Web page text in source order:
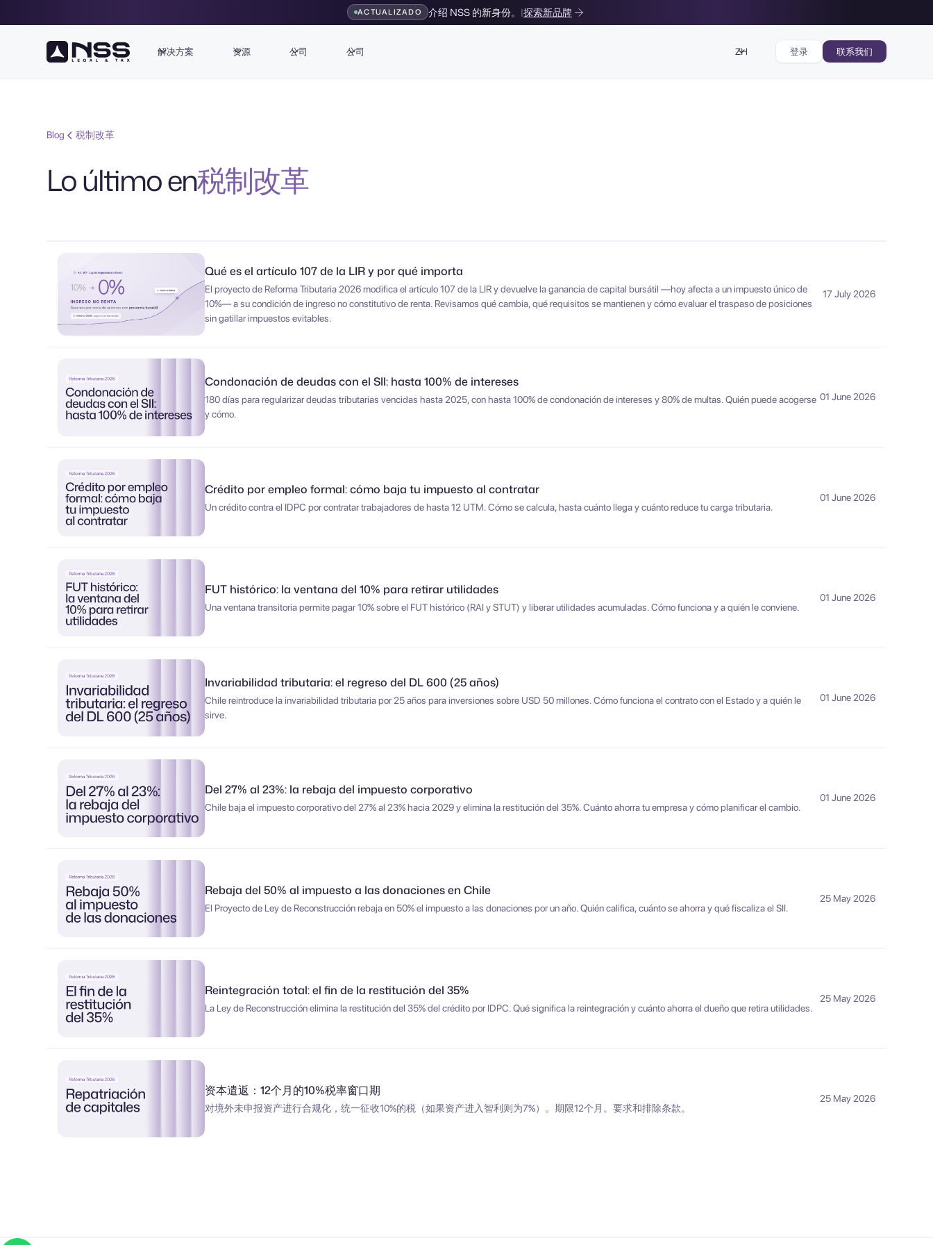
ACTUALIZADO 介绍 NSS 的新身份。 |探索新品牌
解决方案 资源 公司 公司 ZH 登录 联系我们
Blog 税制改革
Lo último en税制改革
Qué es el artículo 107 de la LIR y por qué importa
El proyecto de Reforma Tributaria 2026 modifica el artículo 107 de la LIR y devuelve la ganancia de capital bursátil —hoy afecta a un impuesto único de
10%— a su condición de ingreso no constitutivo de renta. Revisamos qué cambia, qué requisitos se mantienen y cómo evaluar el traspaso de posiciones
sin gatillar impuestos evitables.
17 July 2026
Condonación de deudas con el SII: hasta 100% de intereses
180 días para regularizar deudas tributarias vencidas hasta 2025, con hasta 100% de condonación de intereses y 80% de multas. Quién puede acogerse
y cómo.
01 June 2026
Crédito por empleo formal: cómo baja tu impuesto al contratar
Un crédito contra el IDPC por contratar trabajadores de hasta 12 UTM. Cómo se calcula, hasta cuánto llega y cuánto reduce tu carga tributaria.
01 June 2026
FUT histórico: la ventana del 10% para retirar utilidades
Una ventana transitoria permite pagar 10% sobre el FUT histórico (RAI y STUT) y liberar utilidades acumuladas. Cómo funciona y a quién le conviene.
01 June 2026
Invariabilidad tributaria: el regreso del DL 600 (25 años)
Chile reintroduce la invariabilidad tributaria por 25 años para inversiones sobre USD 50 millones. Cómo funciona el contrato con el Estado y a quién le
sirve.
01 June 2026
Del 27% al 23%: la rebaja del impuesto corporativo
Chile baja el impuesto corporativo del 27% al 23% hacia 2029 y elimina la restitución del 35%. Cuánto ahorra tu empresa y cómo planificar el cambio.
01 June 2026
Rebaja del 50% al impuesto a las donaciones en Chile
El Proyecto de Ley de Reconstrucción rebaja en 50% el impuesto a las donaciones por un año. Quién califica, cuánto se ahorra y qué fiscaliza el SII.
25 May 2026
Reintegración total: el fin de la restitución del 35%
La Ley de Reconstrucción elimina la restitución del 35% del crédito por IDPC. Qué significa la reintegración y cuánto ahorra el dueño que retira utilidades.
25 May 2026
资本遣返：12个月的10%税率窗口期
对境外未申报资产进行合规化，统一征收10%的税（如果资产进入智利则为7%）。期限12个月。要求和排除条款。
25 May 2026